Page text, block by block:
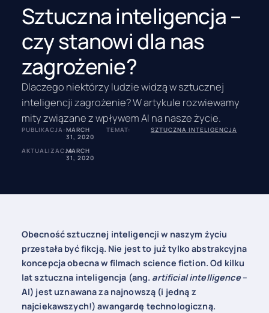
Sztuczna inteligencja –
czy stanowi dla nas
zagrożenie?
Dlaczego niektórzy ludzie widzą w sztucznej
inteligencji zagrożenie? W artykule rozwiewamy
mity związane z wpływem AI na nasze życie.
PUBLIKACJA:MARCH
31, 2020
AKTUALIZACJA:MARCH
31, 2020
TEMAT: SZTUCZNA INTELIGENCJA
Obecność sztucznej inteligencji w naszym życiu
przestała być fikcją. Nie jest to już tylko abstrakcyjna
koncepcja obecna w filmach science fiction. Od kilku
lat sztuczna inteligencja (ang. artificial intelligence–
AI) jest uznawana za najnowszą (i jedną z
najciekawszych!) awangardę technologiczną.